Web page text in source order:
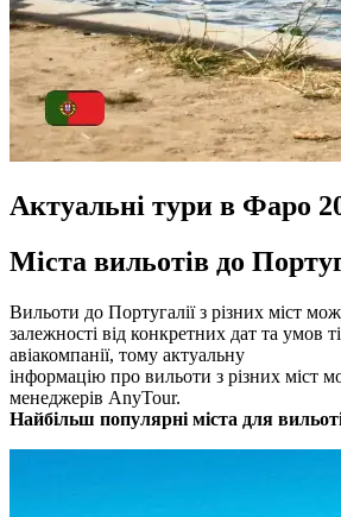
Актуальні тури в Фаро
Міста вильотів до
Вильоти до Португалії з різних міст
залежності від конкретних дат та умов
авіакомпанії, тому актуальну
інформацію про вильоти з різних міст
менеджерів AnyTour.
Найбільш популярні міста для